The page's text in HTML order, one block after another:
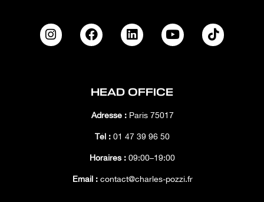
HEAD OFFICE
Adresse :Paris 75017
Tél : 01 47 39 96 50
Horaires : 09:00–19:00
Email :contact@charles-pozzi.fr